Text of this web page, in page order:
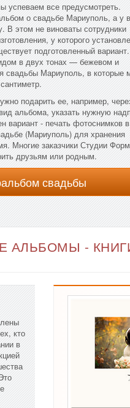
успеваем все предусмотреть.
о свадьбе Мариуполь, а у
В этом не виноваты сотрудники
у которого
подготовленный
в двух тонах — бежевом и
свадьбы Мариуполь, в которые
подарить ее, например,
альбома, указать нужную
вариант - печать фотоснимков в
(Мариуполь) для хранения
Многие заказчики Студии
друзьям или родным.
свадьбы
АЛЬБОМЫ -
кто
в